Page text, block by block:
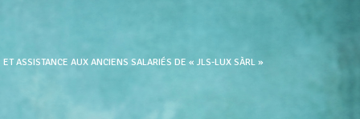
ASSISTANCE AUX ANCIENS SALARIÉS DE « JLS-LUX SÀRL »